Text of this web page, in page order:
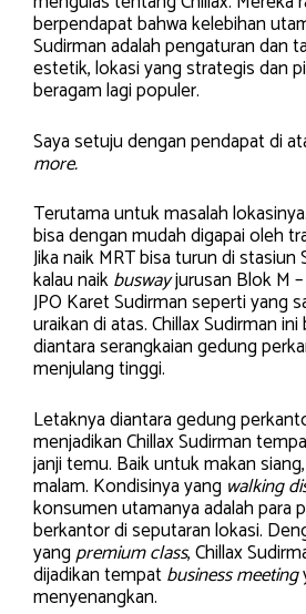
berpendapat bahwa kelebihan
Sudirman adalah pengaturan dan
estetik, lokasi yang strategis dan
beragam lagi populer.
Saya setuju dengan pendapat di
more.
Terutama untuk masalah
bisa dengan mudah digapai oleh
Jika naik MRT bisa turun di
kalau naikbuswayjurusan Blok M
JPO Karet Sudirman seperti yang
uraikan di atas. Chillax Sudirman
diantara serangkaian gedung
menjulang tinggi.
Letaknya diantara gedung
menjadikan Chillax Sudirman
janji temu. Baik untuk makan siang,
malam. Kondisinya yang walking
konsumen utamanya adalah para
berkantor di seputaran lokasi.
yangpremium class, Chillax
dijadikan tempatbusiness meeting
menyenangkan.